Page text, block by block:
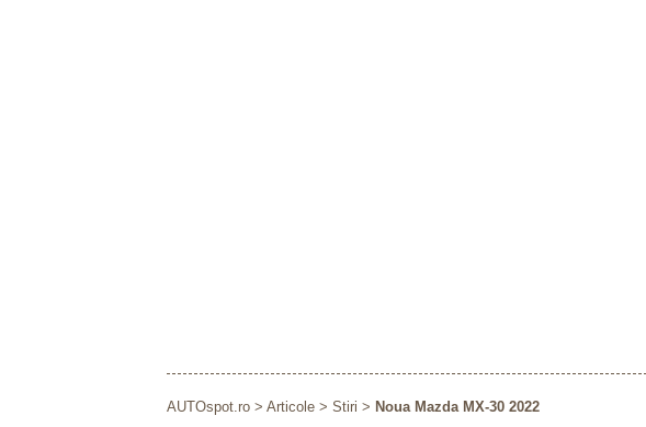
AUTOspot.ro > Articole > Stiri > Noua Mazda MX-30 2022